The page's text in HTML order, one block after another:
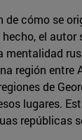
de cómo se
el
región
de
lugares.
repúblicas